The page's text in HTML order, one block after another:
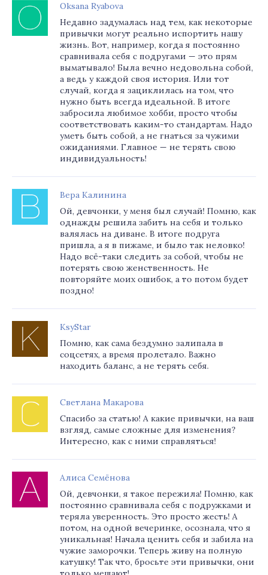
Oksana Ryabova
Недавно задумалась над тем, как некоторые
привычки могут реально испортить нашу
жизнь. Вот, например, когда я постоянно
сравнивала себя с подругами — это прям
выматывало! Была вечно недовольна собой,
а ведь у каждой своя история. Или тот
случай, когда я зациклилась на том, что
нужно быть всегда идеальной. В итоге
забросила любимое хобби, просто чтобы
соответствовать каким-то стандартам. Надо
уметь быть собой, а не гнаться за чужими
ожиданиями. Главное — не терять свою
индивидуальность!
Вера Калинина
Ой, девчонки, у меня был случай! Помню, как
однажды решила забить на себя и только
валялась на диване. В итоге подруга
пришла, а я в пижаме, и было так неловко!
Надо всё-таки следить за собой, чтобы не
потерять свою женственность. Не
повторяйте моих ошибок, а то потом будет
поздно!
KsyStar
Помню, как сама бездумно залипала в
соцсетях, а время пролетало. Важно
находить баланс, а не терять себя.
Светлана Макарова
Спасибо за статью! А какие привычки, на ваш
взгляд, самые сложные для изменения?
Интересно, как с ними справляться!
Алиса Семёнова
Ой, девчонки, я такое пережила! Помню, как
постоянно сравнивала себя с подружками и
теряла уверенность. Это просто жесть! А
потом, на одной вечеринке, осознала, что я
уникальная! Начала ценить себя и забила на
чужие заморочки. Теперь живу на полную
катушку! Так что, бросьте эти привычки, они